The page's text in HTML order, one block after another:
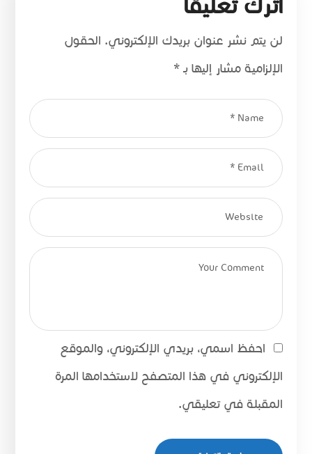
اترك تعليقاً
لن يتم نشر عنوان بريدك الإلكتروني. الحقول
الإلزامية مشار إليها بـ*
احفظ اسمي، بريدي الإلكتروني، والموقع
الإلكتروني في هذا المتصفح لاستخدامها المرة
المقبلة في تعليقي.